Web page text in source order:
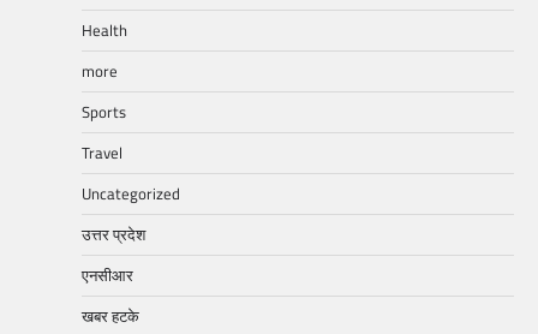
Health
more
Sports
Travel
Uncategorized
उत्तर प्रदेश
एनसीआर
खबर हटके